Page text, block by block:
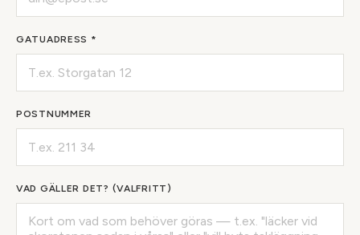
GATUADRESS *
POSTNUMMER
VAD GÄLLER DET? (VALFRITT)